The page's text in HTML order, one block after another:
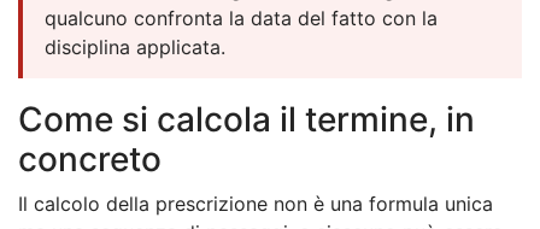
qualcuno confronta la data del fatto con la
disciplina applicata.
Come si calcola il termine, in
concreto
Il calcolo della prescrizione non è una formula unica